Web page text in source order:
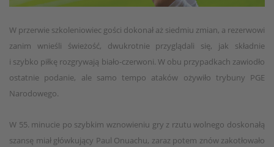
W przerwie szkoleniowiec gości dokonał aż siedmiu zmian, a rezerwowi
zanim wnieśli świeżość, dwukrotnie przyglądali się, jak składnie
i szybko piłkę rozgrywają biało-czerwoni. W obu przypadkach zawiodło
ostatnie podanie, ale samo tempo ataków ożywiło trybuny PGE
Narodowego.
W 55. minucie po szybkim wznowieniu gry z rzutu wolnego doskonałą
szansę miał główkujący Paul Onuachu, zaraz potem znów zakotłowało